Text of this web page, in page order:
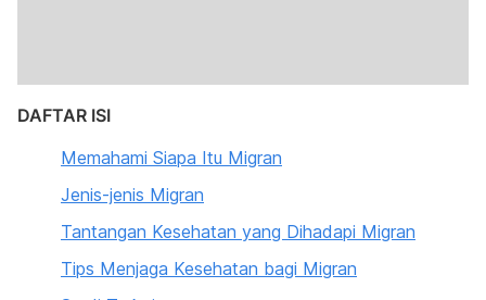
DAFTAR ISI
Memahami Siapa Itu Migran
Jenis-jenis Migran
Tantangan Kesehatan yang Dihadapi Migran
Tips Menjaga Kesehatan bagi Migran